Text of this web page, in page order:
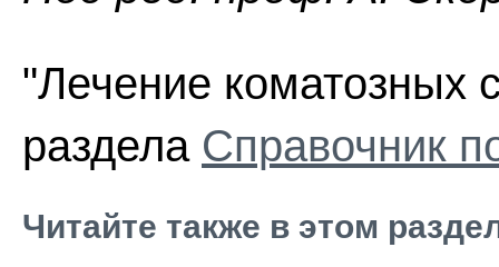
"Лечение коматозных
раздела Справочник
Читайте также в этом